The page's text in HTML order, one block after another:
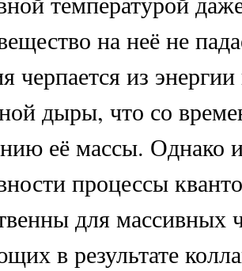
на неё не
черпается из
дыры, что со
её массы. Однако
процессы
для массивных
в результате